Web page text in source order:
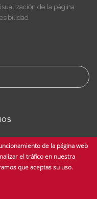
de la página
derechos reservados -
de la página web
el tráfico en nuestra
que aceptas su uso.